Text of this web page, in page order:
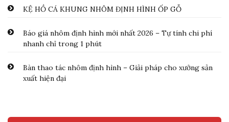
KỆ HỒ CÁ KHUNG NHÔM ĐỊNH HÌNH ỐP GỖ
Báo giá nhôm định hình mới nhất 2026 – Tự tính chi phí
nhanh chỉ trong 1 phút
Bàn thao tác nhôm định hình – Giải pháp cho xưởng sản
xuất hiện đại